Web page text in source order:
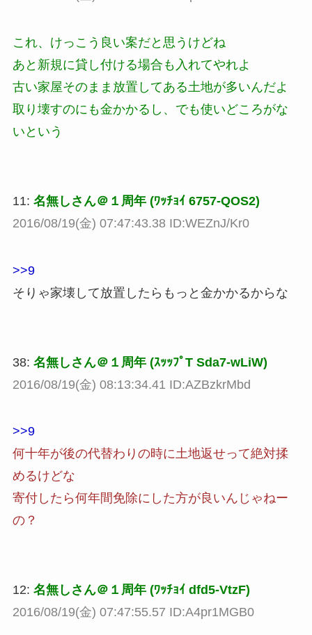
これ、けっこう良い案だと思うけどね
あと新規に貸し付ける場合も入れてやれよ
古い家屋そのまま放置してある土地が多いんだよ
取り壊すのにも金かかるし、でも使いどころがな
いという
11: 名無しさん＠１周年 (ﾜｯﾁｮｲ 6757-QOS2)
2016/08/19(金) 07:47:43.38 ID:WEZnJ/Kr0
>>9
そりゃ家壊して放置したらもっと金かかるからな
38: 名無しさん＠１周年 (ｽｯｯﾌﾟT Sda7-wLiW)
2016/08/19(金) 08:13:34.41 ID:AZBzkrMbd
>>9
何十年が後の代替わりの時に土地返せって絶対揉
めるけどな
寄付したら何年間免除にした方が良いんじゃねー
の？
12: 名無しさん＠１周年 (ﾜｯﾁｮｲ dfd5-VtzF)
2016/08/19(金) 07:47:55.57 ID:A4pr1MGB0